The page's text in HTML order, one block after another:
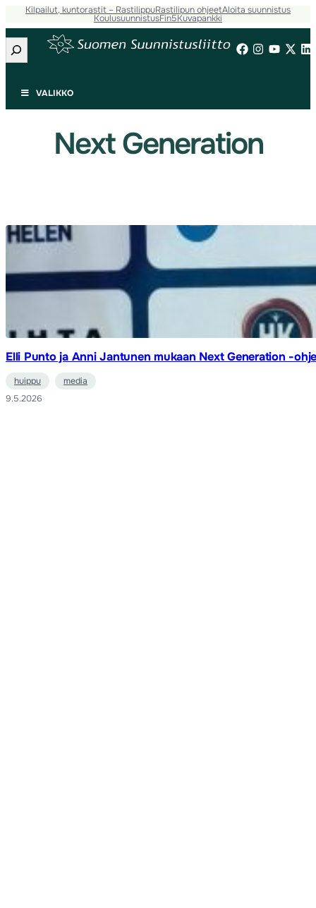
Siirry
sisältöön
Kilpailut, kuntorastit – RastilippuRastilipun ohjeetAloita suunnistus
KoulusuunnistusFin5Kuvapankki
Etsi
VALIKKO
Next Generation
Elli Punto ja Anni Jantunen mukaan Next Generation -
huippu
media
9.5.2026